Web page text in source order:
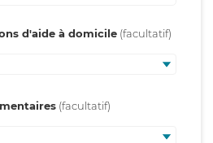
d'aide à domicile